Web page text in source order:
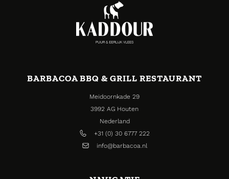
BARBACOA BBQ & GRILL RESTAURANT
Meidoornkade 29
3992 AG Houten
Nederland
+31 (0) 30 6777 222
info@barbacoa.nl